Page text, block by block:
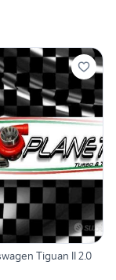
Tiguan II 2.0